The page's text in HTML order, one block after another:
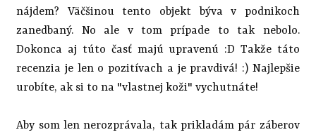
nájdem? Väčšinou tento objekt býva v podnikoch
zanedbaný. No ale v tom prípade to tak nebolo.
Dokonca aj túto časť majú upravenú :D Takže táto
recenzia je len o pozitívach a je pravdivá! :) Najlepšie
urobíte, ak si to na "vlastnej koži" vychutnáte!
Aby som len nerozprávala, tak prikladám pár záberov